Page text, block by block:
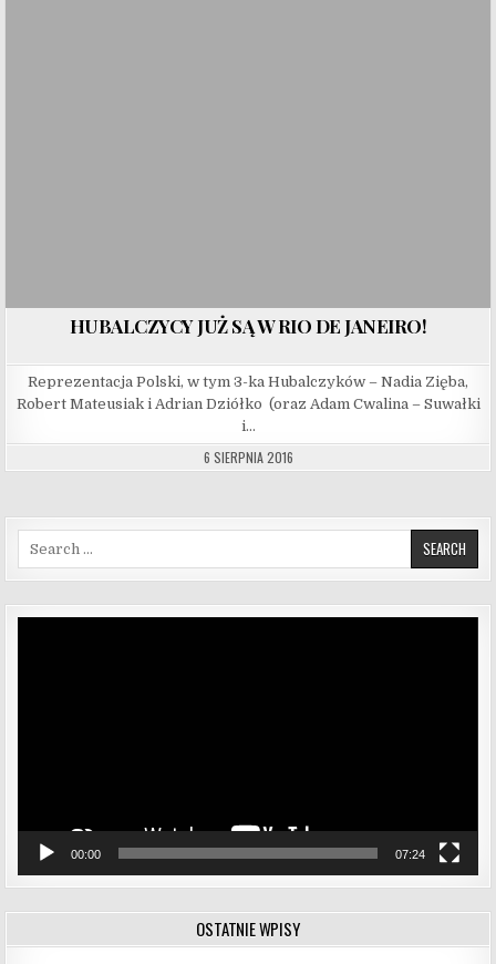
HUBALCZYCY JUŻ SĄ W RIO DE JANEIRO!
Reprezentacja Polski, w tym 3-ka Hubalczyków – Nadia Zięba,
Robert Mateusiak i Adrian Dziółko (oraz Adam Cwalina – Suwałki
i…
6 SIERPNIA 2016
00:00 07:24
OSTATNIE WPISY